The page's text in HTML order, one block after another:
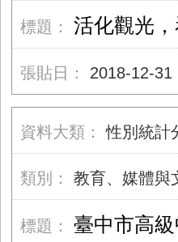
活化觀光
2018-12-31
性別統計
教育、媒體與
臺中市高